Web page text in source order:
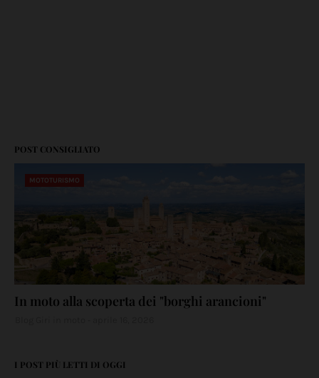
POST CONSIGLIATO
MOTOTURISMO
In moto alla scoperta dei "borghi arancioni"
I POST PIÙ LETTI DI OGGI